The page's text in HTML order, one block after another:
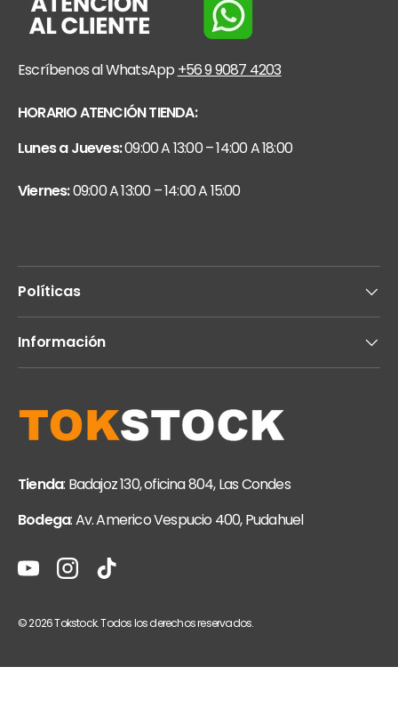
Escríbenos al WhatsApp +56 9 9087 4203
HORARIO ATENCIÓN TIENDA:
Lunes a Jueves:09:00 A 13:00 – 14:00 A 18:00
Viernes:09:00 A 13:00 – 14:00 A 15:00
Políticas
Información
Tienda: Badajoz 130, oficina 804, Las Condes
Bodega: Av. Americo Vespucio 400, Pudahuel
YouTubeInstagramTikTok
© 2026Tokstock. Todos los derechos reservados.